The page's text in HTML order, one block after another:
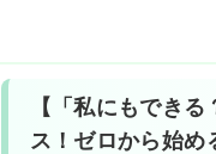
【「私にもでき
ス！ゼロから始め